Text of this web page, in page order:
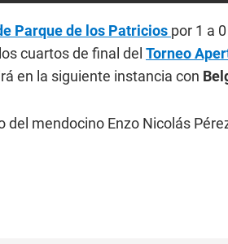
Parque de los Patricios por 1 a
cuartos de final del Torneo
en la siguiente instancia con
del mendocino Enzo Nicolás